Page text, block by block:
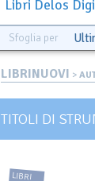
Libri Delos
Sfoglia per
LIBRINUOVI >
TITOLI DI
LIBRI